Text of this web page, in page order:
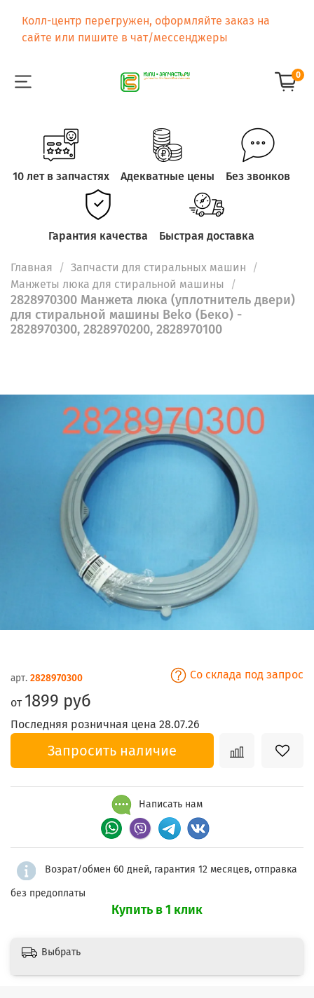
Колл-центр перегружен, оформляйте заказ на
сайте или пишите в чат/мессенджеры
0
10 лет в запчастях Адекватные цены Без звонков
Гарантия качества Быстрая доставка
Главная
Запчасти для стиральных машин
Манжеты люка для стиральной машины
2828970300 Манжета люка (уплотнитель двери)
для стиральной машины Beko (Беко) -
2828970300, 2828970200, 2828970100
арт. 2828970300 Со склада под запрос
от 1899 руб
Последняя розничная цена 28.07.26
Запросить наличие
Написать нам
Возрат/обмен 60 дней, гарантия 12 месяцев, отправка
без предоплаты
Купить в 1 клик
Выбрать